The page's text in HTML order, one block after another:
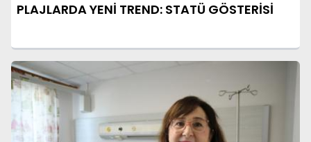
PLAJLARDA YENİ TREND: STATÜ GÖSTERİSİ